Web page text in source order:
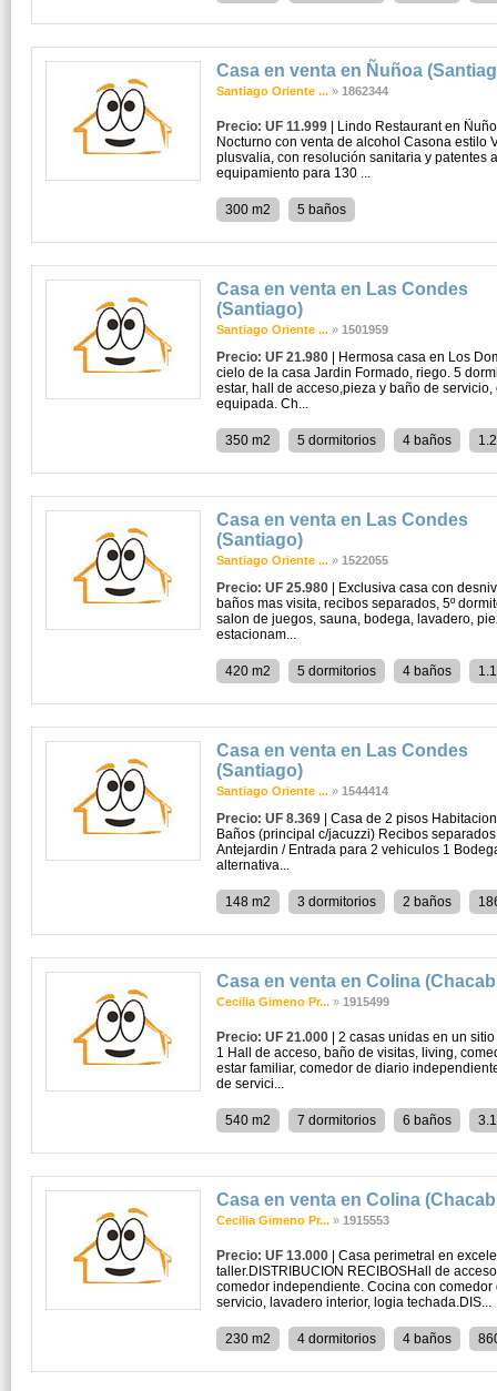
Casa en venta en Ñuñoa
Santiago Oriente ... » 1862344
Precio: UF 11.999 | Lindo Restaurant en
Nocturno con venta de alcohol Casona estilo
plusvalia, con resolución sanitaria y patentes
equipamiento para 130 ...
300 m2 5 baños
Casa en venta en Las Condes
(Santiago)
Santiago Oriente ... » 1501959
Precio: UF 21.980 | Hermosa casa en Los
cielo de la casa Jardin Formado, riego. 5
estar, hall de acceso,pieza y baño de
equipada. Ch...
350 m2 5 dormitorios 4 baños
Casa en venta en Las Condes
(Santiago)
Santiago Oriente ... » 1522055
Precio: UF 25.980 | Exclusiva casa con
baños mas visita, recibos separados, 5º
salon de juegos, sauna, bodega, lavadero,
estacionam...
420 m2 5 dormitorios 4 baños
Casa en venta en Las Condes
(Santiago)
Santiago Oriente ... » 1544414
Precio: UF 8.369 | Casa de 2 pisos
Baños (principal c/jacuzzi) Recibos
Antejardin / Entrada para 2 vehiculos 1
alternativa...
148 m2 3 dormitorios 2 baños
Casa en venta en Colina
Cecilia Gimeno Pr... » 1915499
Precio: UF 21.000 | 2 casas unidas en un
1 Hall de acceso, baño de visitas, living,
estar familiar, comedor de diario
de servici...
540 m2 7 dormitorios 6 baños
Casa en venta en Colina
Cecilia Gimeno Pr... » 1915553
Precio: UF 13.000 | Casa perimetral en
taller.DISTRIBUCION RECIBOSHall de
comedor independiente. Cocina con
servicio, lavadero interior, logia techada.DIS...
230 m2 4 dormitorios 4 baños